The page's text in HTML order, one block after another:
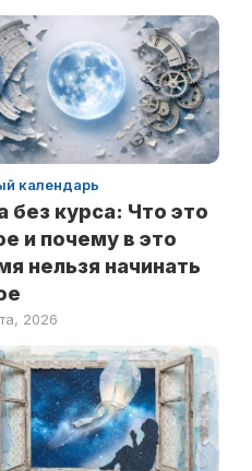
календарь
без курса: Что это
и почему в это
нельзя начинать
2026